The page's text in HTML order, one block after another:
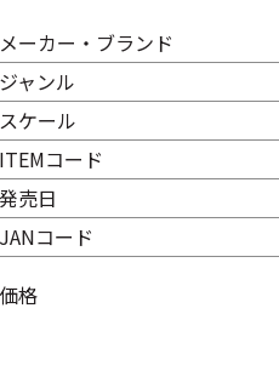
メーカー・ブランド
ジャンル
スケール
ITEMコード
発売日
JANコード
価格